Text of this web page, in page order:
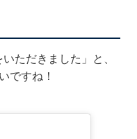
ただきました」と、
ですね！